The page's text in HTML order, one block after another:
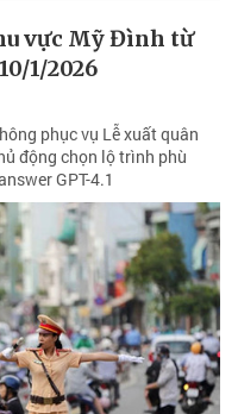
vực Mỹ Đình từ
1/2026
phục vụ Lễ xuất quân
động chọn lộ trình phù
GPT-4.1